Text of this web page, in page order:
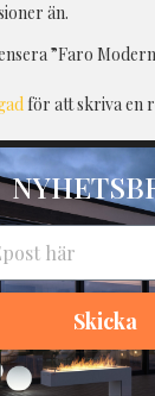
än.
”Faro
för att skriva en
Skicka